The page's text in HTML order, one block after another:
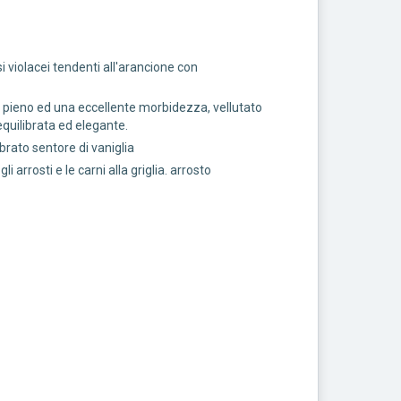
violacei tendenti all'arancione con
ed una eccellente morbidezza, vellutato
ed elegante.
sentore di vaniglia
arrosti e le carni alla griglia. arrosto